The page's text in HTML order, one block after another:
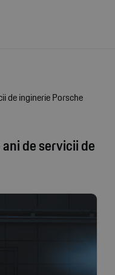
de inginerie Porsche
de servicii de